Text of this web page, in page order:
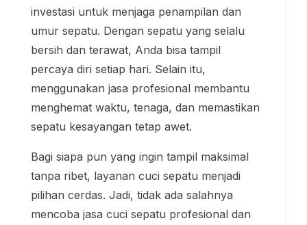
investasi untuk menjaga penampilan dan
umur sepatu. Dengan sepatu yang selalu
bersih dan terawat, Anda bisa tampil
percaya diri setiap hari. Selain itu,
menggunakan jasa profesional membantu
menghemat waktu, tenaga, dan memastikan
sepatu kesayangan tetap awet.
Bagi siapa pun yang ingin tampil maksimal
tanpa ribet, layanan cuci sepatu menjadi
pilihan cerdas. Jadi, tidak ada salahnya
mencoba jasa cuci sepatu profesional dan